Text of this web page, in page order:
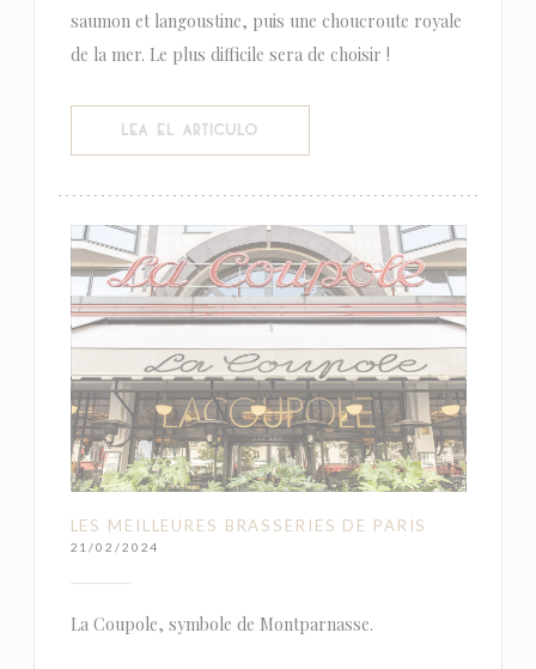
saumon et langoustine, puis une choucroute royale
de la mer. Le plus difficile sera de choisir !
LEA EL ARTICULO
LES MEILLEURES BRASSERIES DE PARIS
21/02/2024
La Coupole, symbole de Montparnasse.